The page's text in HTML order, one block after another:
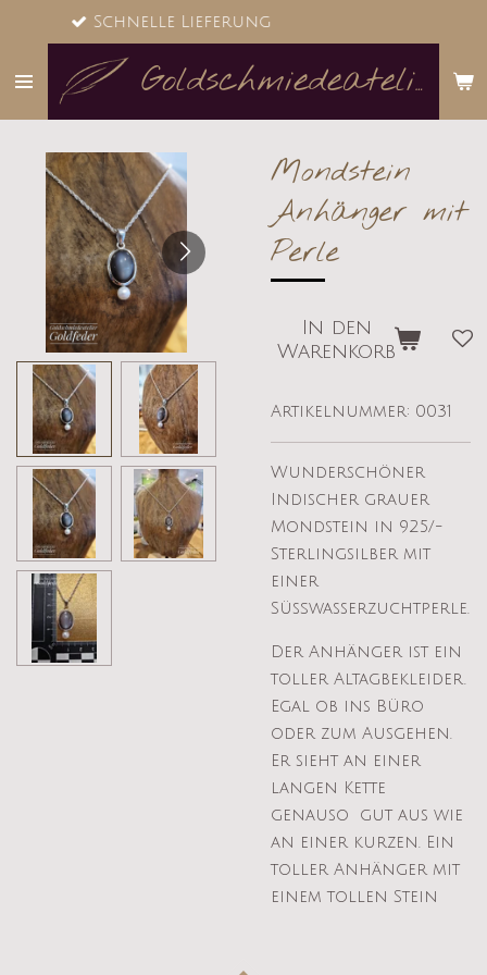
springen
Goldschmiedeatelier Goldfeder
Lieferung
Mondstein
Anhänger mit
Perle
In den
Warenkorb
Artikelnummer: 0031
Wunderschöner
Indischer grauer
Mondstein in 925/-
Sterlingsilber mit
einer
Süßwasserzuchtperle.
Der Anhänger ist ein
toller Altagbekleider.
Egal ob ins Büro
oder zum Ausgehen.
Er sieht an einer
langen Kette
genauso gut aus wie
an einer kurzen. Ein
toller Anhänger mit
einem tollen Stein